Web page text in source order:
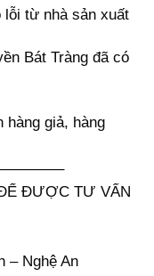
lỗi từ nhà sản xuất
Bát Tràng đã có
hàng giả, hàng
ĐƯỢC TƯ VẤN
– Nghệ An